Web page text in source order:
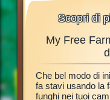
Scopri di
fare il
My Free
Che bel modo di
fa stavi usando la
funghi nei tuoi